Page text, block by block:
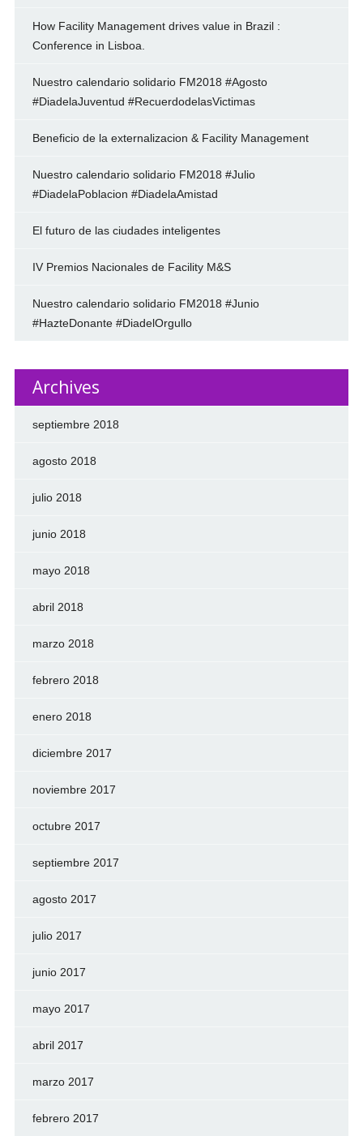
How Facility Management drives value in Brazil :
Conference in Lisboa.
Nuestro calendario solidario FM2018 #Agosto
#DiadelaJuventud #RecuerdodelasVictimas
Beneficio de la externalizacion & Facility Management
Nuestro calendario solidario FM2018 #Julio
#DiadelaPoblacion #DiadelaAmistad
El futuro de las ciudades inteligentes
IV Premios Nacionales de Facility M&S
Nuestro calendario solidario FM2018 #Junio
#HazteDonante #DiadelOrgullo
Archives
septiembre 2018
agosto 2018
julio 2018
junio 2018
mayo 2018
abril 2018
marzo 2018
febrero 2018
enero 2018
diciembre 2017
noviembre 2017
octubre 2017
septiembre 2017
agosto 2017
julio 2017
junio 2017
mayo 2017
abril 2017
marzo 2017
febrero 2017